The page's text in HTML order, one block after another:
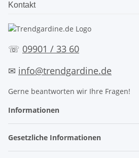
Kontakt
☏ 09901 / 33 60
✉ info@trendgardine.de
Gerne beantworten wir Ihre Fragen!
Informationen
Gesetzliche Informationen